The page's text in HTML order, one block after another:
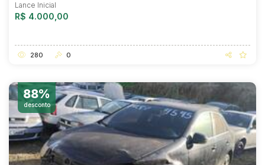
Lance Inicial
R$ 4.000,00
280 0
88%
desconto